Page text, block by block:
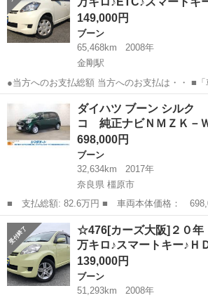
ー！ウィン...
149,000円
ブーン
65,468km
2008年
金剛駅
●当方へのお支払総額 当方へのお支払は・・ ■「
００円」＋「リサイクル料９,５１０円」 ■だけです！ ●程度良好の
「ブーン！１.３CX！」が入庫しました！！● ●
マー...
大阪狭山市 金剛駅
ダイハツ ブーン シル
コ 純正ナビＮＭＺＫ
698,000円
ブーン
32,634km
2017年
奈良県 橿原市
■ 支払総額: 82.6万円 ■ 車両本体価格： 698,000 円 ■ メーカー
名： ダイハツ ■ 車種名： ブーン ■ グレ
ＡＩＩ ドラレコ 純正ナビＮＭＺＫ－Ｗ８
ｌｕｅｔｏｏ...
奈良 橿原市
☆476[カーズ大阪]２０年
万キロ♪スマートキー♪Ｈ
139,000円
ブーン
51,293km
2008年